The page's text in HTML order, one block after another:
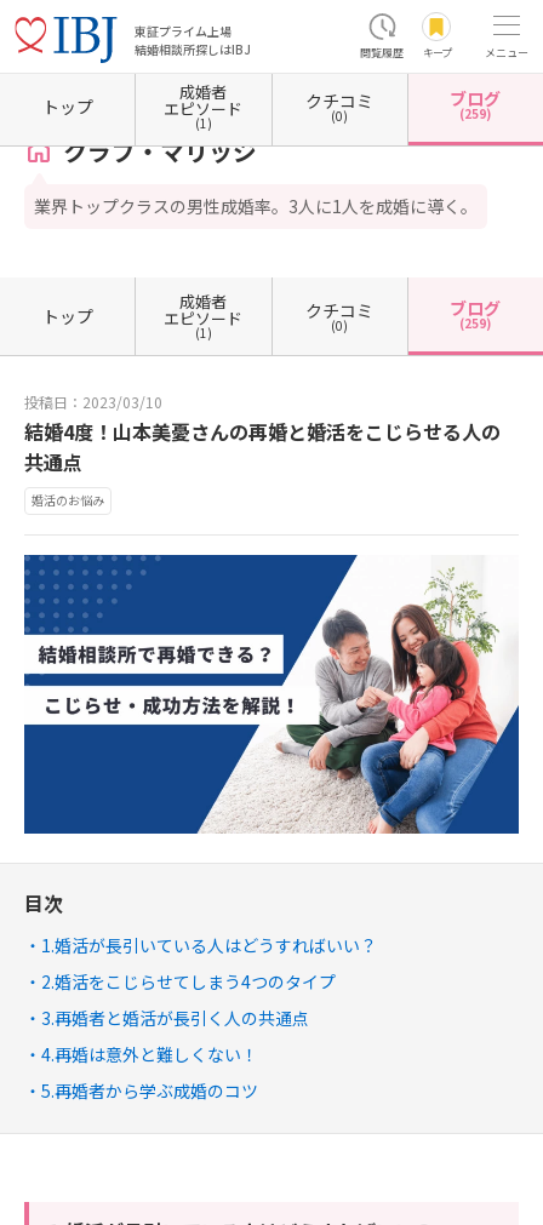
東証プライム上場
結婚相談所探しはIBJ
閲覧履歴 キープ メニュー
ホーム 東京都の結婚相談所 東京都渋谷区 クラブ・マリッジ カウンセラーブログ一覧
クラブ・マリッジ
業界トップクラスの男性成婚率。3人に1人を成婚に導く。
トップ
成婚者
エピソード
(1)
クチコミ
(0)
ブログ
(259)
トップ
成婚者
エピソード
(1)
クチコミ
(0)
ブログ
(259)
投稿日：2023/03/10
結婚4度！山本美憂さんの再婚と婚活をこじらせる人の
共通点
婚活のお悩み
目次
1.婚活が長引いている人はどうすればいい？
2.婚活をこじらせてしまう4つのタイプ
3.再婚者と婚活が長引く人の共通点
4.再婚は意外と難しくない！
5.再婚者から学ぶ成婚のコツ